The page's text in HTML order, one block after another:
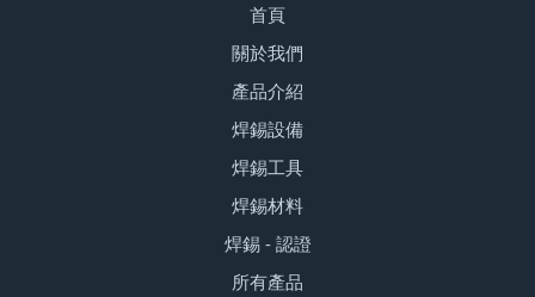
首頁
關於我們
產品介紹
焊錫設備
焊錫工具
焊錫材料
焊錫 - 認證
所有產品